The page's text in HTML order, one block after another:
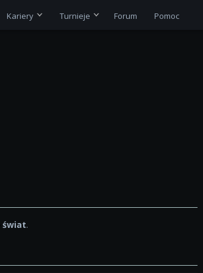
Kariery Turnieje Forum Pomoc
świat.